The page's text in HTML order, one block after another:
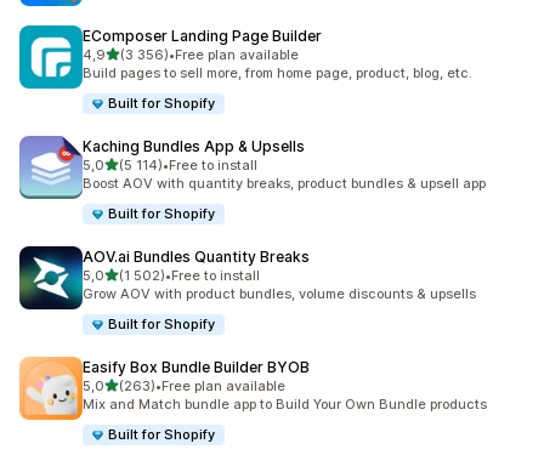
EComposer Landing Page Builder
4,9na 5 gwiazdek
(3 356)
Łączna liczba recenzji: 3356
•Free plan available
Build pages to sell more, from home page, product, blog, etc.
Built for Shopify
Kaching Bundles App & Upsells
5,0na 5 gwiazdek
(5 114)
Łączna liczba recenzji: 5114
•Free to install
Boost AOV with quantity breaks, product bundles & upsell app
Built for Shopify
AOV.ai Bundles Quantity Breaks
5,0na 5 gwiazdek
(1 502)
Łączna liczba recenzji: 1502
•Free to install
Grow AOV with product bundles, volume discounts & upsells
Built for Shopify
Easify Box Bundle Builder BYOB
5,0na 5 gwiazdek
(263)
Łączna liczba recenzji: 263
•Free plan available
Mix and Match bundle app to Build Your Own Bundle products
Built for Shopify